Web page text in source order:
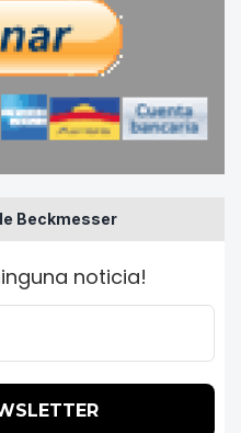
Beckmesser
noticia!